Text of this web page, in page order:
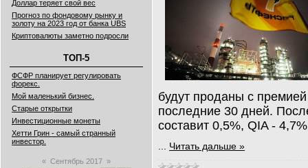
Доллар теряет свой вес
Прогноз по фондовому рынку и
золоту на 2023 год от банка UBS
Криптовалюты заметно подросли
ТОП-5
ФСФР планирует регулировать
форекс.
Мой маленький бизнес.
Старые открытки
Инвестиционные монеты
Хетти Грин - самый странный
инвестор.
« Сентябрь 2017 »
будут проданы с
последние 30 дней.
составит 0,5%, QIA -
Читать дальше »